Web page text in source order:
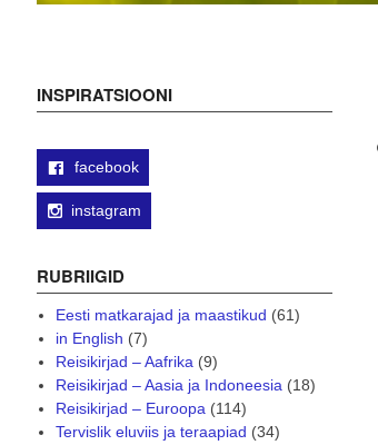
INSPIRATSIOONI
facebook
instagram
RUBRIIGID
Eesti matkarajad ja maastikud (61)
in English (7)
Reisikirjad – Aafrika(9)
Reisikirjad – Aasia ja Indoneesia(18)
Reisikirjad – Euroopa(114)
Tervislik eluviis ja teraapiad (34)